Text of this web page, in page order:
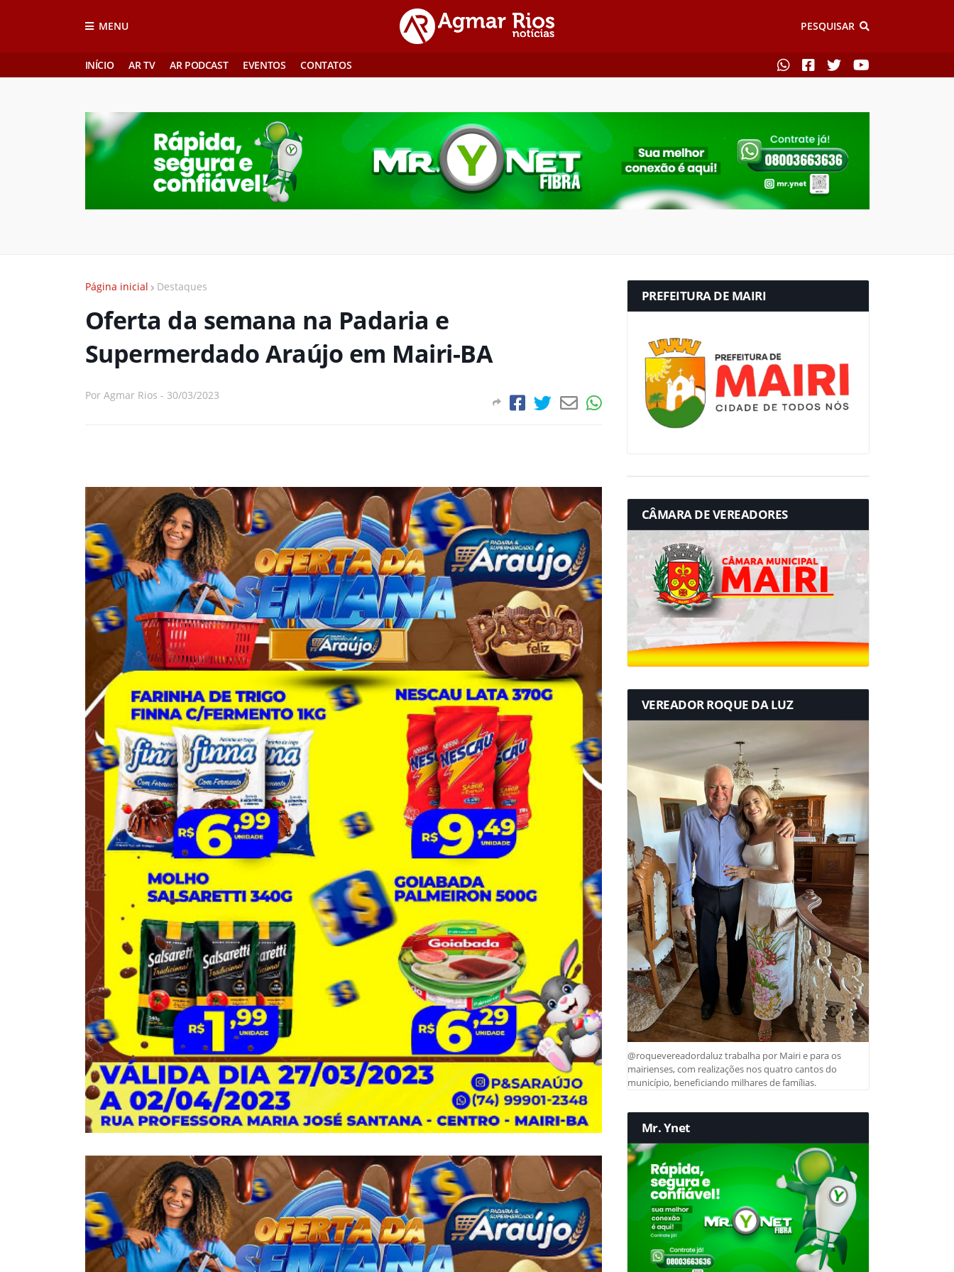
MENU PESQUISAR
INÍCIO AR TV AR PODCAST EVENTOS CONTATOS
Página inicial Destaques
Oferta da semana na Padaria e
Supermerdado Araújo em Mairi-BA
Por Agmar Rios - 30/03/2023
PREFEITURA DE MAIRI
CÂMARA DE VEREADORES
VEREADOR ROQUE DA LUZ
@roquevereadordaluz trabalha por Mairi e para os
mairienses, com realizações nos quatro cantos do
município, beneficiando milhares de famílias.
Mr. Ynet